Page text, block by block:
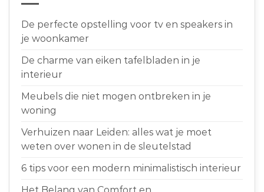
De perfecte opstelling voor tv en speakers in
je woonkamer
De charme van eiken tafelbladen in je
interieur
Meubels die niet mogen ontbreken in je
woning
Verhuizen naar Leiden: alles wat je moet
weten over wonen in de sleutelstad
6 tips voor een modern minimalistisch interieur